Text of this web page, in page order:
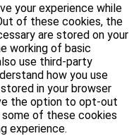
your experience while
of these cookies, the
are stored on your
working of basic
use third-party
how you use
in your browser
the option to opt-out
of these cookies
experience.